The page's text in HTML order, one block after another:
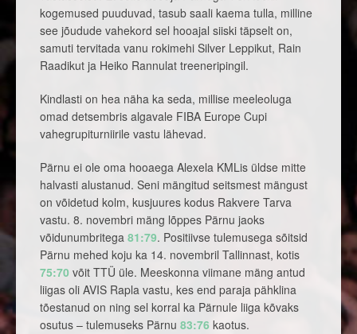
kogemused puuduvad, tasub saali kaema tulla, milline
see jõudude vahekord sel hooajal siiski täpselt on,
samuti tervitada vanu rokimehi Silver Leppikut, Rain
Raadikut ja Heiko Rannulat treeneripingil.
Kindlasti on hea näha ka seda, millise meeleoluga
omad detsembris algavale FIBA Europe Cupi
vahegrupiturniirile vastu lähevad.
Pärnu ei ole oma hooaega Alexela KMLis üldse mitte
halvasti alustanud. Seni mängitud seitsmest mängust
on võidetud kolm, kusjuures kodus Rakvere Tarva
vastu. 8. novembri mäng lõppes Pärnu jaoks
võidunumbritega 81:79. Positiivse tulemusega sõitsid
Pärnu mehed koju ka 14. novembril Tallinnast, kotis
75:70 võit TTÜ üle. Meeskonna viimane mäng antud
liigas oli AVIS Rapla vastu, kes end paraja pähklina
tõestanud on ning sel korral ka Pärnule liiga kõvaks
osutus – tulemuseks Pärnu 83:76 kaotus.